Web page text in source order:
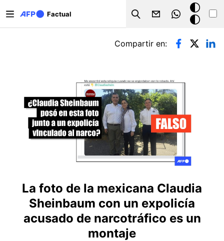
Factual
Search
Modo
oscuro
Solapas principales
Compartir en:
La foto de la mexicana Claudia
Sheinbaum con un expolicía
acusado de narcotráfico es un
montaje